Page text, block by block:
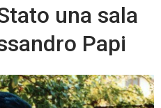
una sala
Papi